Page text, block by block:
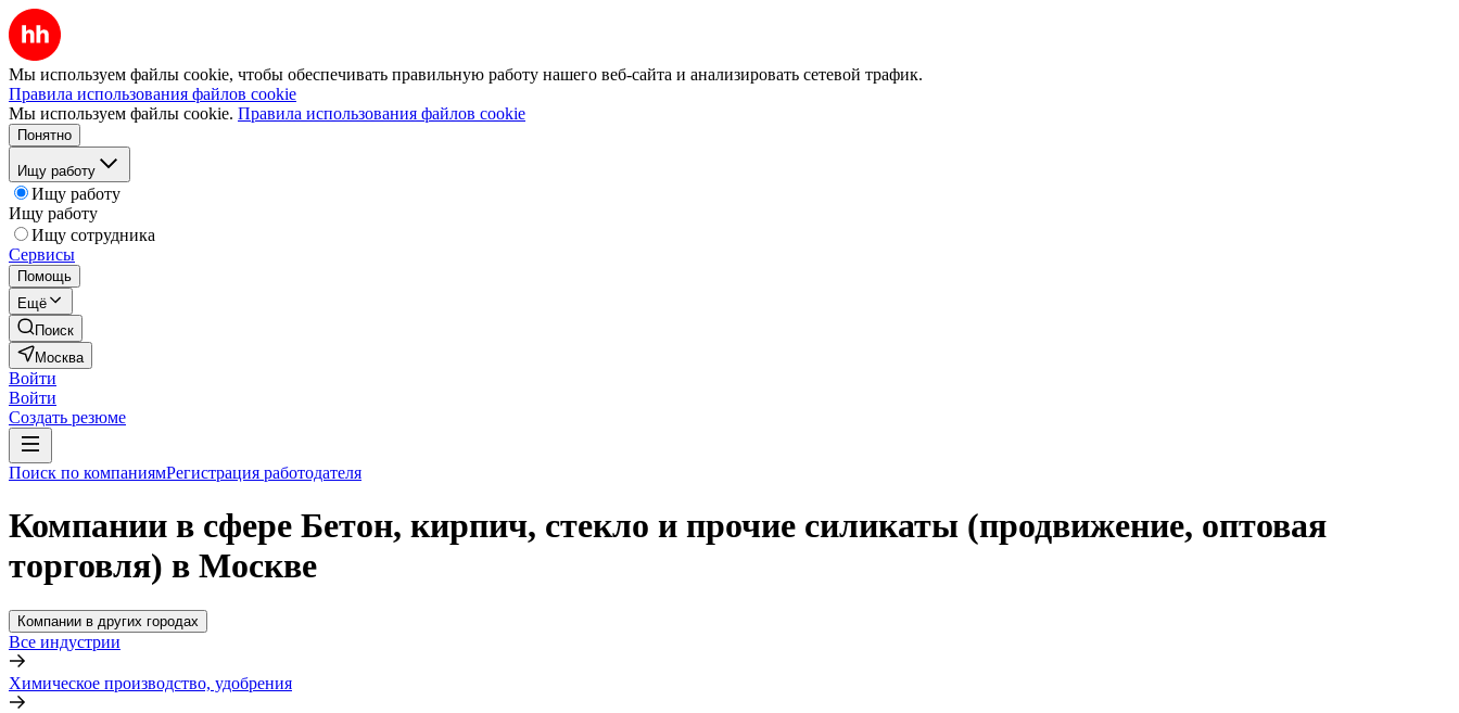
Мы используем файлы cookie, чтобы обеспечивать правильную работу нашего веб-сайта и анализировать сетевой трафик.
Правила использования файлов cookie
Мы используем файлы cookie. Правила использования файлов cookie
Понятно
Ищу работу
Ищу работу
Ищу работу
Ищу сотрудника
Сервисы
Помощь
Ещё
Поиск
Москва
Войти
Войти
Создать резюме
Поиск по компаниямРегистрация работодателя
Компании в сфере Бетон, кирпич, стекло и прочие силикаты (продвижение, оптовая
торговля) в Москве
Компании в других городах
Все индустрии
Химическое производство, удобрения